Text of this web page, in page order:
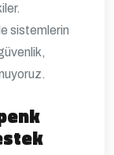
sistemlerin